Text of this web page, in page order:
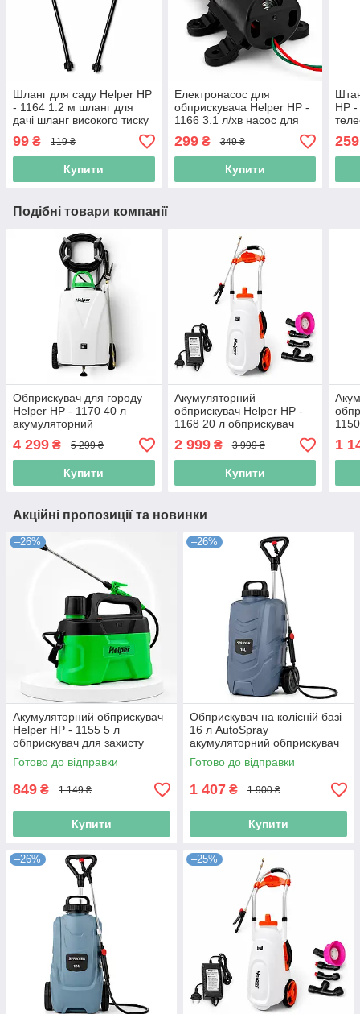
Шланг для саду Helper HP
- 1164 1.2 м шланг для
дачі шланг високого тиску
для обприскувача
99 ₴ 119 ₴
Купити
Електронасос для
обприскувача Helper HP -
1166 3.1 л/хв насос для
обприскувача
акумуляторного насос для
заміни
299₴ 349 ₴
Купити
HP
259
Подібні товари компанії
Обприскувач для городу
Helper HP - 1170 40 л
акумуляторний
4 299 ₴ 5 299 ₴
Купити
Акумуляторний
обприскувач Helper HP -
1168 20 л обприскувач
довгим шлангом
2 999₴ 3 999 ₴
Купити
для
1
Акційні пропозиції та новинки
–26%
Акумуляторний обприскувач
Helper HP - 1155 5 л
обприскувач для захисту
рослин електричний
розпилювач з акумулятором
Готово до відправки
849 ₴ 1 149 ₴
Купити
–26%
Обприскувач на колісній базі
16 л AutoSpray
акумуляторний обприскувач
для садових робіт
розпилювач добрив для
Готово до відправки
1 407 ₴ 1 900 ₴
Купити
–26% –25%